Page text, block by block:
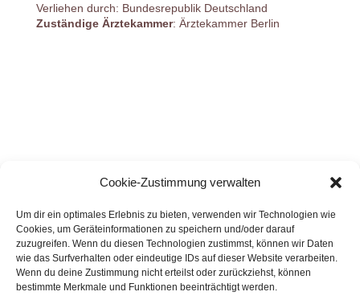
Cookie-Zustimmung verwalten
Um dir ein optimales Erlebnis zu bieten, verwenden wir Technologien wie
Cookies, um Geräteinformationen zu speichern und/oder darauf
zuzugreifen. Wenn du diesen Technologien zustimmst, können wir Daten
wie das Surfverhalten oder eindeutige IDs auf dieser Website verarbeiten.
Wenn du deine Zustimmung nicht erteilst oder zurückziehst, können
bestimmte Merkmale und Funktionen beeinträchtigt werden.
Verliehen durch: Bundesrepublik Deutschland
Zuständige Ärztekammer: Ärztekammer Berlin